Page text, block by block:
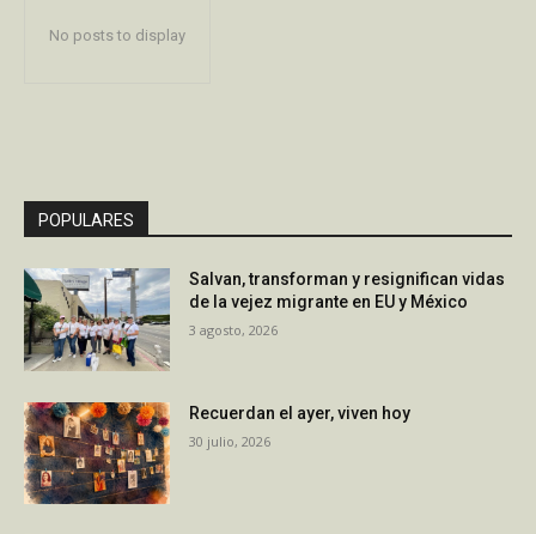
No posts to display
POPULARES
Salvan, transforman y resignifican vidas
de la vejez migrante en EU y México
3 agosto, 2026
Recuerdan el ayer, viven hoy
30 julio, 2026